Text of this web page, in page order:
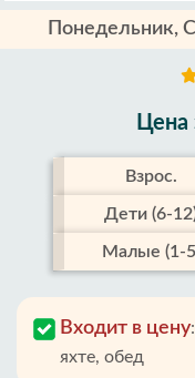
Понедельник,
Цена
Взрос.
Дети (6-
Малые (1-
Входит в цену:
яхте, обед